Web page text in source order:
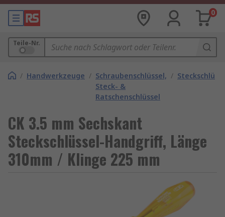
0
Teile-Nr.
/ Handwerkzeuge / Schraubenschlüssel,
Steck- &
Ratschenschlüssel
/
CK 3.5 mm Sechskant
Steckschlüssel-Handgriff, Länge
310mm / Klinge 225 mm